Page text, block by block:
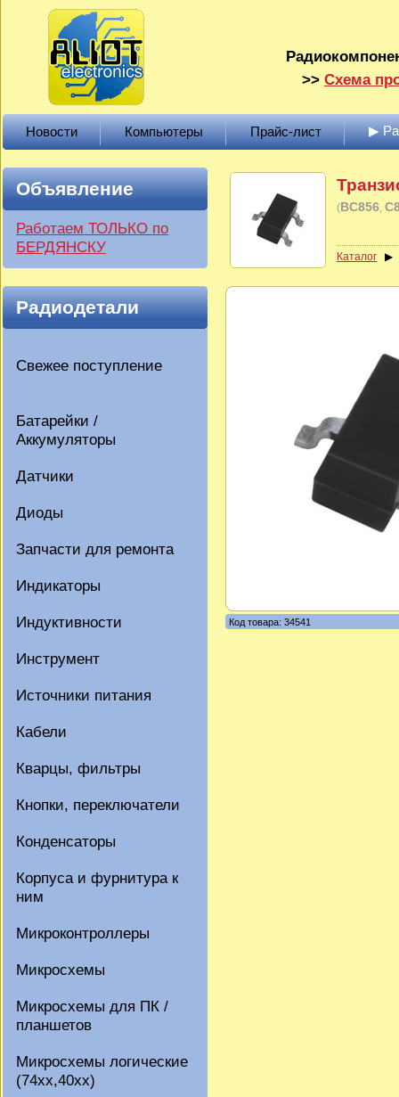
>> Схема
Новости Компьютеры Прайс-лист ▶
Объявление
Работаем ТОЛЬКО по
БЕРДЯНСКУ
Радиодетали
Свежее поступление
Батарейки /
Аккумуляторы
Датчики
Диоды
Запчасти для ремонта
Индикаторы
Индуктивности
Инструмент
Источники питания
Кабели
Кварцы, фильтры
Кнопки, переключатели
Конденсаторы
Корпуса и фурнитура к
ним
Микроконтроллеры
Микросхемы
Микросхемы для ПК /
планшетов
Микросхемы логические
(74xx,40xx)
(BC856
Каталог
Код товара: 34541